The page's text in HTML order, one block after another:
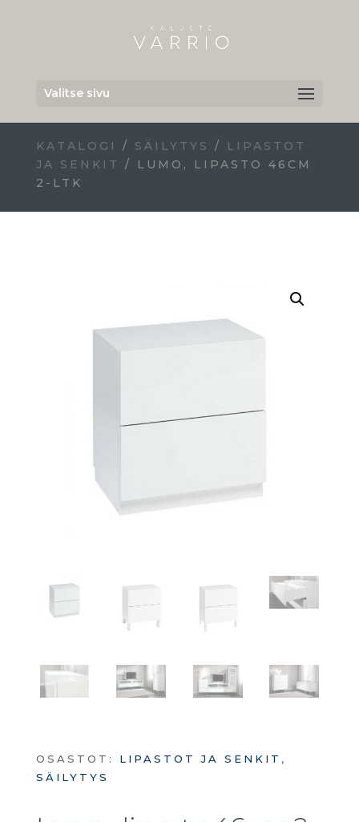
Valitse sivu
KATALOGI / SÄILYTYS /
LIPASTOT
JA SENKIT
/ LUMO, LIPASTO 46CM
2-LTK
OSASTOT: LIPASTOT JA SENKIT ,
SÄILYTYS